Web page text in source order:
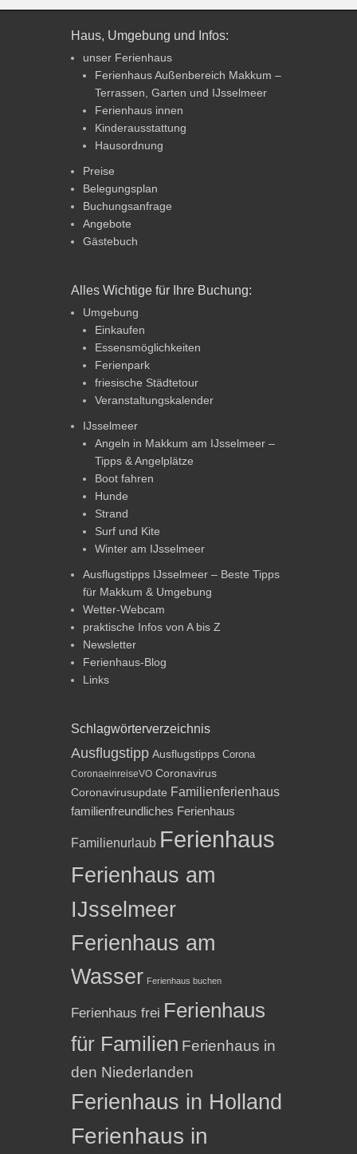
Haus, Umgebung und Infos:
unser Ferienhaus
Ferienhaus Außenbereich Makkum –
Terrassen, Garten und IJsselmeer
Ferienhaus innen
Kinderausstattung
Hausordnung
Preise
Belegungsplan
Buchungsanfrage
Angebote
Gästebuch
Alles Wichtige für Ihre Buchung:
Umgebung
Einkaufen
Essensmöglichkeiten
Ferienpark
friesische Städtetour
Veranstaltungskalender
IJsselmeer
Angeln in Makkum am IJsselmeer –
Tipps & Angelplätze
Boot fahren
Hunde
Strand
Surf und Kite
Winter am IJsselmeer
Ausflugstipps IJsselmeer – Beste Tipps
für Makkum & Umgebung
Wetter-Webcam
praktische Infos von A bis Z
Newsletter
Ferienhaus-Blog
Links
Schlagwörterverzeichnis
Ausflugstipp Ausflugstipps Corona
CoronaeinreiseVO Coronavirus
Coronavirusupdate Familienferienhaus
familienfreundliches Ferienhaus
Familienurlaub Ferienhaus
Ferienhaus am
IJsselmeer
Ferienhaus am
Wasser Ferienhaus buchen
Ferienhaus frei Ferienhaus
für Familien Ferienhaus in
den Niederlanden
Ferienhaus in Holland
Ferienhaus in